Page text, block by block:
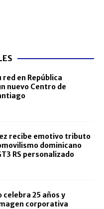
red en República
nuevo Centro de
recibe emotivo tributo
dominicano
RS personalizado
celebra 25 años y
corporativa